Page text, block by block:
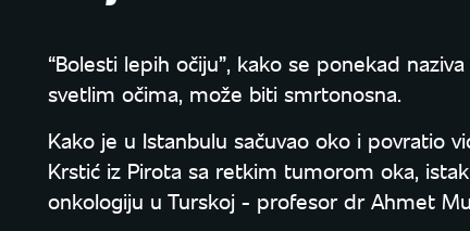
“Bolesti lepih očiju”, kako se ponekad
svetlim očima, može biti smrtonosna.
Kako je u Istanbulu sačuvao oko i povratio
Krstić iz Pirota sa retkim tumorom oka,
onkologiju u Turskoj - profesor dr Ahmet